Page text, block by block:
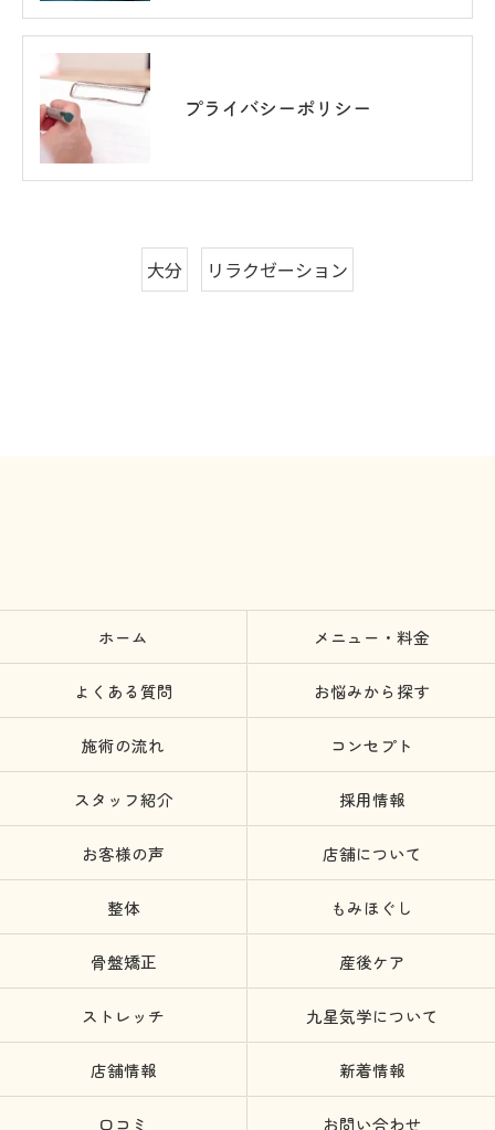
プライバシーポリシー
大分 リラクゼーション
ホーム メニュー・料金
よくある質問 お悩みから探す
施術の流れ コンセプト
スタッフ紹介 採用情報
お客様の声 店舗について
整体 もみほぐし
骨盤矯正 産後ケア
ストレッチ 九星気学について
店舗情報 新着情報
口コミ お問い合わせ